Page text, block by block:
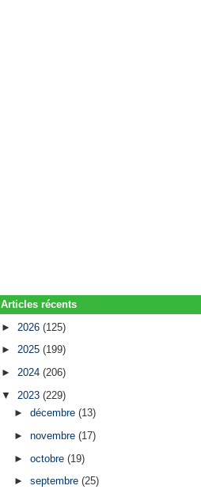
Articles récents
► 2026(125)
►2025(199)
►2024(206)
▼ 2023(229)
► décembre (13)
► novembre (17)
► octobre (19)
► septembre (25)